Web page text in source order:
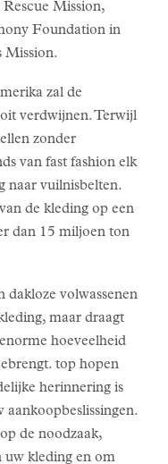
Mission,
Foundation in
Mission.
zal de
verdwijnen. Terwijl
zonder
van fast fashion elk
naar vuilnisbelten.
van de kleding op een
dan 15 miljoen ton
dakloze volwassenen
maar draagt
hoeveelheid
top hopen
herinnering is
de noodzaak,
uw kleding en om